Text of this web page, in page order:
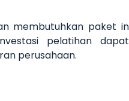
membutuhkan paket in
pelatihan dapat
perusahaan.